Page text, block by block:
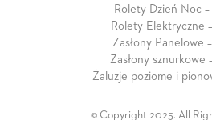
Rolety Dzień Noc
Rolety Elektryczne
Zasłony Panelowe
Zasłony sznurkowe
Żaluzje poziome i
© Copyright 2025. All